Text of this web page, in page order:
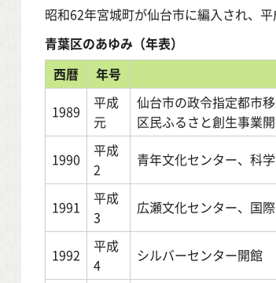
昭和62年宮城町が仙台市に編入され、
青葉区のあゆみ（年表）
西暦
年号
1989
平成
元
仙台市の政令指定都市
区民ふるさと創生事業
1990
平成
2
青年文化センター、科
1991
平成
3
広瀬文化センター、国
1992
平成
4
シルバーセンター開館